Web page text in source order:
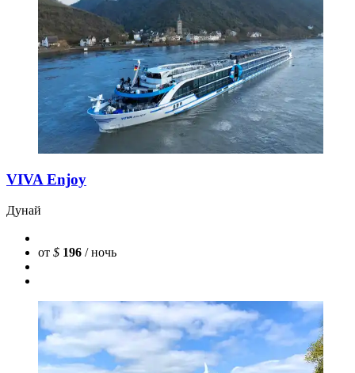
VIVA Enjoy
Дунай
от $ 196 / ночь